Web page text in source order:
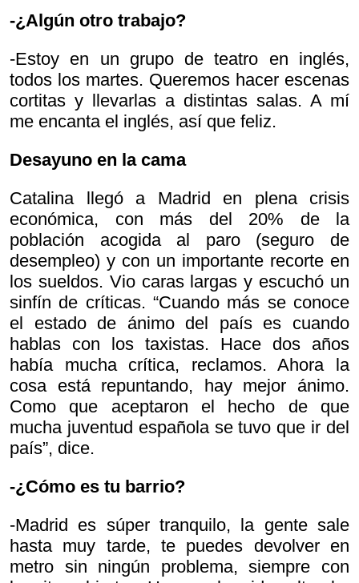
-¿Algún otro trabajo?
-Estoy en un grupo de teatro en inglés,
todos los martes. Queremos hacer escenas
cortitas y llevarlas a distintas salas. A mí
me encanta el inglés, así que feliz.
Desayuno en la cama
Catalina llegó a Madrid en plena crisis
económica, con más del 20% de la
población acogida al paro (seguro de
desempleo) y con un importante recorte en
los sueldos. Vio caras largas y escuchó un
sinfín de críticas. “Cuando más se conoce
el estado de ánimo del país es cuando
hablas con los taxistas. Hace dos años
había mucha crítica, reclamos. Ahora la
cosa está repuntando, hay mejor ánimo.
Como que aceptaron el hecho de que
mucha juventud española se tuvo que ir del
país”, dice.
-¿Cómo es tu barrio?
-Madrid es súper tranquilo, la gente sale
hasta muy tarde, te puedes devolver en
metro sin ningún problema, siempre con